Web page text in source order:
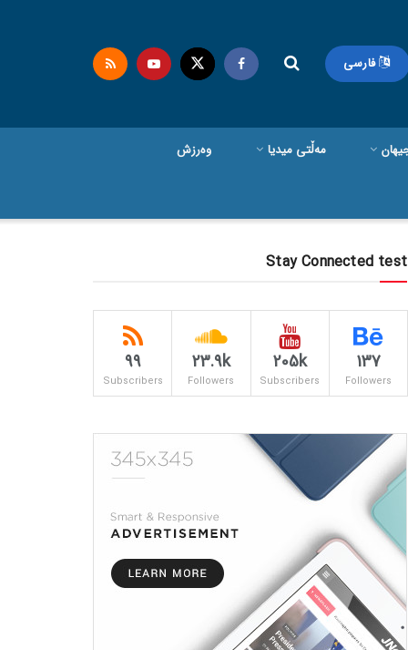
فارسی
مەڵتی میدیا وەرزش
Stay Connected test
137
Followers
205k
Subscribers
23.9k
Followers
99
Subscribers